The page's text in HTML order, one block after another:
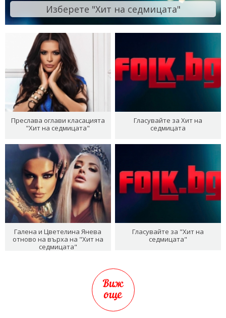
Изберете "Хит на седмицата"
Преслава оглави класацията
"Хит на седмицата"
Гласувайте за Хит на
седмицата
Галена и Цветелина Янева
отново на върха на "Хит на
седмицата"
Гласувайте за "Хит на
седмицата"
Виж
още